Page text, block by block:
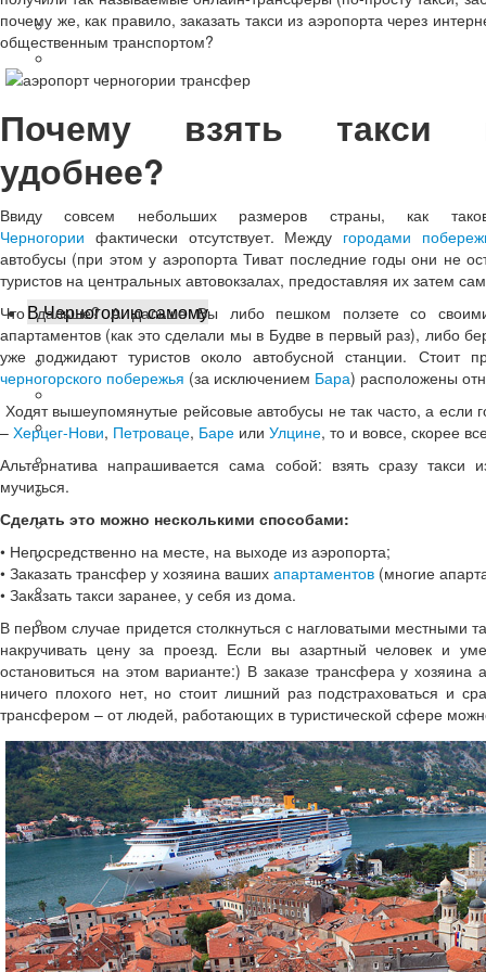
Бар - главный порт
Рисан - уединение
В Черногорию самому
Виза
Авиабилеты
Добраться из аэропорта
Аренда авто
Экскурсии
Таможня
Жилье в Будве
Жилье в Петровац
Такси из аэропорта
Блог
почему же, как правило, заказать такси из аэропорта через
общественным транспортом?
Почему взять такси
удобнее?
Ввиду совсем небольших размеров страны, как
Черногории фактически отсутствует. Между городами
автобусы (при этом у аэропорта Тиват последние годы они не
туристов на центральных автовокзалах, предоставляя их затем
Что дальше? А дальше Вы либо пешком ползете со
апартаментов (как это сделали мы в Будве в первый раз), либо
уже поджидают туристов около автобусной станции. Стоит
черногорского побережья (за исключением Бара) расположены
Ходят вышеупомянутые рейсовые автобусы не так часто, а если
– Херцег-Нови, Петроваце, Баре или Улцине, то и вовсе, скорее
Альтернатива напрашивается сама собой: взять сразу
мучиться.
Сделать это можно несколькими способами:
• Непосредственно на месте, на выходе из аэропорта;
• Заказать трансфер у хозяина ваших апартаментов (многие
• Заказать такси заранее, у себя из дома.
В первом случае придется столкнуться с нагловатыми местными
накручивать цену за проезд. Если вы азартный человек и
остановиться на этом варианте:) В заказе трансфера у
ничего плохого нет, но стоит лишний раз подстраховаться и
трансфером – от людей, работающих в туристической сфере